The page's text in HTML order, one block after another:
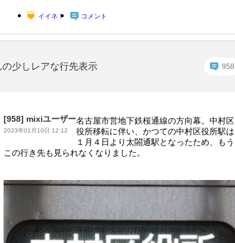
イイネ！ コメント
の少しレアな行先表示 958
[958] mixiユーザー
2023年01月10日 12:12
名古屋市営地下鉄桜通線の方向幕。中村区
役所移転に伴い、かつての中村区役所駅は
１月４日より太閤通駅となったため、もう
この行き先も見られなくなりました。